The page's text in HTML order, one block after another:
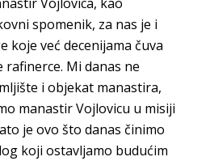
spomenik, za nas je i
koje već decenijama čuva
rafinerce. Mi danas ne
i objekat manastira,
manastir Vojlovicu u misiji
je ovo što danas činimo
koji ostavljamo budućim